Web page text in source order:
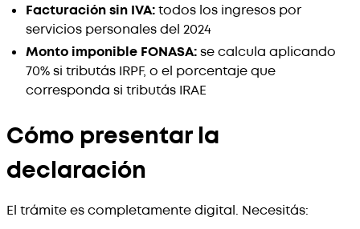
Facturación sin IVA:todos los ingresos por
servicios personales del 2024
Monto imponible FONASA:se calcula aplicando
70% si tributás IRPF, o el porcentaje que
corresponda si tributás IRAE
Cómo presentar la
declaración
El trámite es completamente digital. Necesitás: